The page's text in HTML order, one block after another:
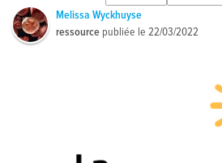
Melissa Wyckhuyse
ressource publiée le22/03/2022